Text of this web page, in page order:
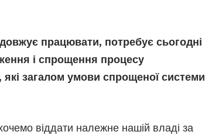
працювати, потребує сьогодні
і спрощення процесу
загалом умови спрощеної системи
віддати належне нашій владі за